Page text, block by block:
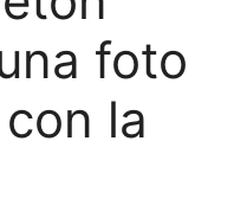
foto
la